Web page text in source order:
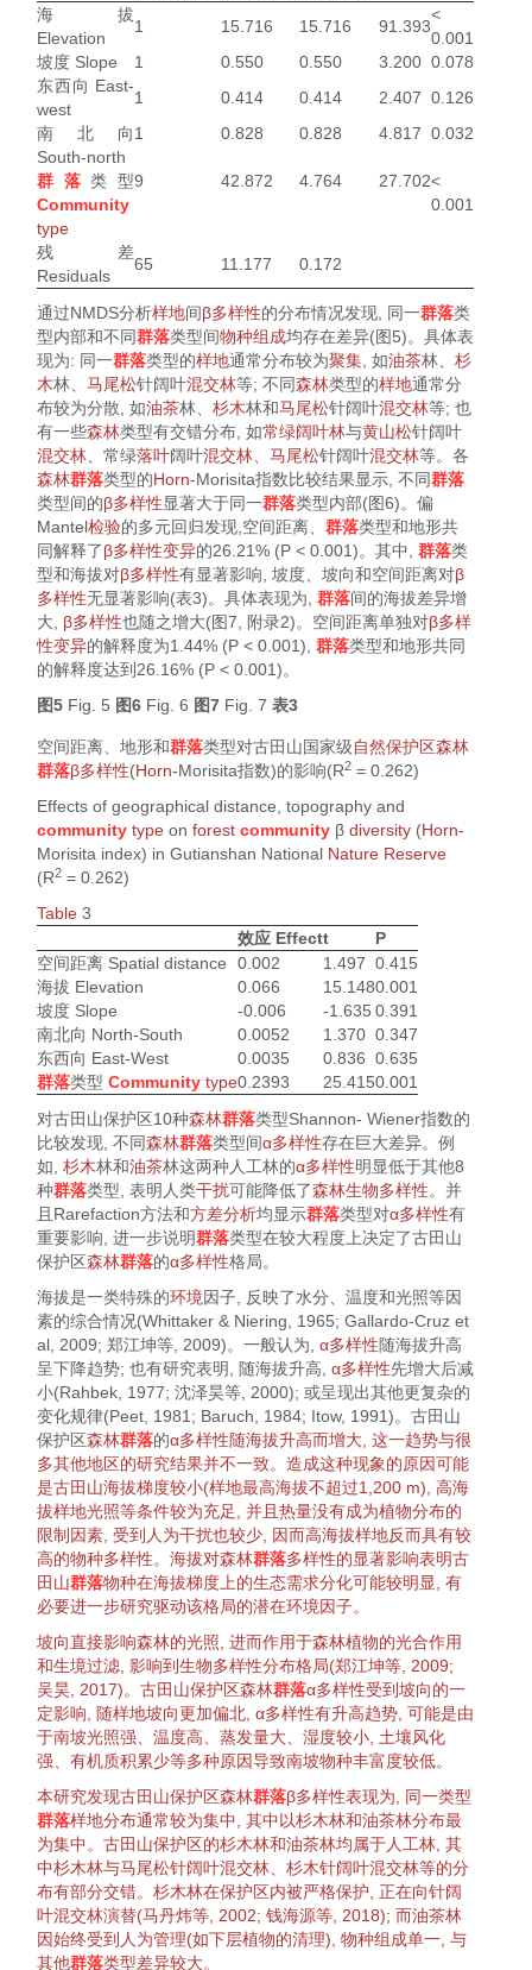
海拔
Elevation
1 15.716 15.716 91.393
<
0.001
坡度 Slope
1 0.550 0.550 3.200 0.078
东西向 East-
west
1 0.414 0.414 2.407 0.126
南北向
South-north
1 0.828 0.828 4.817 0.032
群落类型
Community
type
9 42.872 4.764 27.702<
0.001
残差
Residuals
65 11.177 0.172
通过NMDS分析样地间β多样性的分布情况发现, 同一群落类
型内部和不同群落类型间物种组成均存在差异(图5)。具体表
现为: 同一群落类型的样地通常分布较为聚集 , 如油茶林、 杉
木林、 马尾松针阔叶混交林等; 不同森林类型的样地通常分
布较为分散, 如油茶林、 杉木林和马尾松针阔叶混交林等; 也
有一些森林类型有交错分布, 如常绿阔叶林与黄山松针阔叶
混交林 、常绿落叶阔叶混交林 马尾松针阔叶混交林等。各
森林群落类型的Horn-Morisita指数比较结果显示, 不同群落
类型间的β多样性显著大于同一群落类型内部(图6)。偏
Mantel检验的多元回归发现,空间距离、 群落类型和地形共
同解释了β多样性变异的26.21% (P < 0.001)。其中, 群落类
型和海拔对β多样性有显著影响, 坡度、坡向和空间距离对β
多样性无显著影响(表3)。具体表现为, 群落间的海拔差异增
大, β多样性也随之增大(图7 , 附录2)。空间距离单独对β多样
性变异的解释度为1.44% (P < 0.001), 群落类型和地形共同
的解释度达到26.16% (P < 0.001)。
图5 Fig. 5 图6 Fig. 6 图7 Fig. 7 表3
空间距离、地形和群落类型对古田山国家级自然保护区森林
群落β多样性(Horn-Morisita指数)的影响(R2 = 0.262)
Effects of geographical distance, topography and
community type on forest community β diversity (Horn-
Morisita index) in Gutianshan National Nature Reserve
(R2 = 0.262)
Table 3
效应 Effectt
P
空间距离 Spatial distance
0.002 1.497 0.415
海拔 Elevation
0.066 15.1480.001
坡度 Slope
-0.006 -1.635 0.391
南北向 North-South
0.0052 1.370 0.347
东西向 East-West
0.0035 0.836 0.635
群落类型 Community type0.2393 25.4150.001
对古田山保护区10种森林群落类型Shannon- Wiener指数的
比较发现, 不同森林群落类型间α多样性存在巨大差异。例
如, 杉木林和油茶林这两种人工林的α多样性明显低于其他8
种群落类型, 表明人类干扰可能降低了森林生物多样性。并
且Rarefaction方法和方差分析均显示群落类型对α多样性有
重要影响, 进一步说明群落类型在较大程度上决定了古田山
保护区森林群落的α多样性格局。
海拔是一类特殊的环境因子, 反映了水分、温度和光照等因
素的综合情况(Whittaker & Niering, 1965; Gallardo-Cruz et
al, 2009; 郑江坤等, 2009)。一般认为, α多样性随海拔升高
呈下降趋势; 也有研究表明, 随海拔升高, α多样性先增大后减
小(Rahbek, 1977; 沈泽昊等, 2000); 或呈现出其他更复杂的
变化规律(Peet, 1981 ; Baruch, 1984; Itow, 1991)。古田山
保护区森林群落的α多样性随海拔升高而增大, 这一趋势与很
多其他地区的研究结果并不一致。造成这种现象的原因可能
是古田山海拔梯度较小(样地最高海拔不超过1,200 m), 高海
拔样地光照等条件较为充足, 并且热量没有成为植物分布的
限制因素, 受到人为干扰也较少, 因而高海拔样地反而具有较
高的物种多样性。海拔对森林群落多样性的显著影响表明古
田山群落物种在海拔梯度上的生态需求分化可能较明显, 有
必要进一步研究驱动该格局的潜在环境因子。
坡向直接影响森林的光照, 进而作用于森林植物的光合作用
和生境过滤, 影响到生物多样性分布格局(郑江坤等, 2009;
吴昊, 2017)。古田山保护区森林群落α多样性受到坡向的一
定影响, 随样地坡向更加偏北, α多样性有升高趋势, 可能是由
于南坡光照强、温度高、蒸发量大、湿度较小, 土壤风化
强、有机质积累少等多种原因导致南坡物种丰富度较低。
本研究发现古田山保护区森林群落β多样性表现为, 同一类型
群落样地分布通常较为集中, 其中以杉木林和油茶林分布最
为集中。古田山保护区的杉木林和油茶林均属于人工林, 其
中杉木林与马尾松针阔叶混交林 杉木针阔叶混交林等的分
布有部分交错。 杉木林在保护区内被严格保护, 正在向针阔
叶混交林演替(马丹炜等, 2002; 钱海源等, 2018); 而油茶林
因始终受到人为管理(如下层植物的清理), 物种组成单一, 与
其他群落类型差异较大。